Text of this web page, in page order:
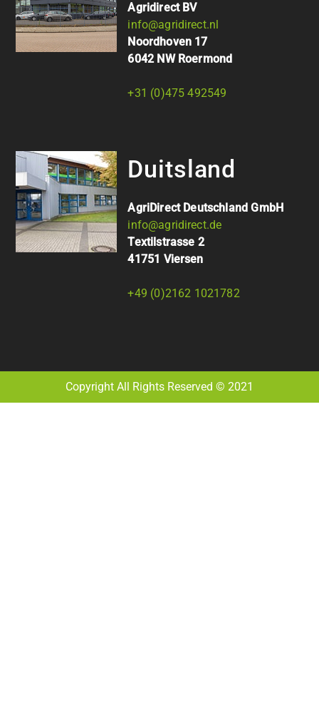
Agridirect BV
info@agridirect.nl
Noordhoven 17
6042 NW Roermond
+31 (0)475 492549
Duitsland
AgriDirect Deutschland GmbH
info@agridirect.de
Textilstrasse 2
41751 Viersen
+49 (0)2162 1021782
Copyright All Rights Reserved © 2021